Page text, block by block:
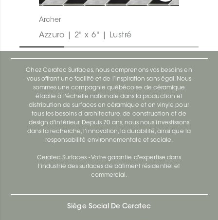
Archer
Azzuro | 2" x 6" | Lustré
Chez Ceratec Surfaces, nous comprenons vos besoins en
vous offrant une facilité et de l’inspiration sans égal. Nous
sommes une compagnie québécoise de céramique
établie à l'échelle nationale dans la production et
distribution de surfaces en céramique et en vinyle pour
tous les besoins d'architecture, de construction et de
design d'intérieur. Depuis 70 ans, nous nous investissons
dans la recherche, l’innovation, la durabilité, ainsi que la
responsabilité environnementale et sociale.
Ceratec Surfaces - Votre garantie d'expertise dans
l’industrie des surfaces de bâtiment résidentiel et
commercial.
Siège Social De Ceratec